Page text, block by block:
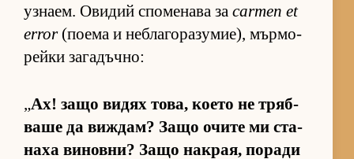
уз­на­ем. Ови­дий спо­ме­нава за carmen et
error(по­ема и неб­ла­го­ра­зу­ми­е), мър­мо­
рейки за­га­дъч­но:
„Ах! защо ви­дях то­ва, ко­ето не тряб­
ваше да виж­дам? Защо очите ми ста­
наха ви­нов­ни? Защо нак­рая, по­ради